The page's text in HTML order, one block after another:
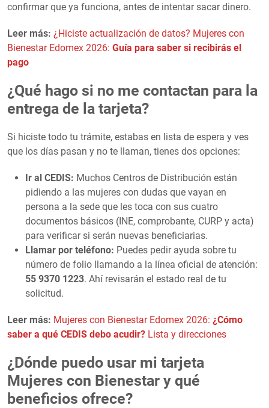
confirmar que ya funciona, antes de intentar sacar dinero.
Leer más: ¿Hiciste actualización de datos? Mujeres con
Bienestar Edomex 2026: Guía para saber si recibirás el
pago
¿Qué hago si no me contactan para la
entrega de la tarjeta?
Si hiciste todo tu trámite, estabas en lista de espera y ves
que los días pasan y no te llaman, tienes dos opciones:
Ir al CEDIS: Muchos Centros de Distribución están
pidiendo a las mujeres con dudas que vayan en
persona a la sede que les toca con sus cuatro
documentos básicos (INE, comprobante, CURP y acta)
para verificar si serán nuevas beneficiarias.
Llamar por teléfono: Puedes pedir ayuda sobre tu
número de folio llamando a la línea oficial de atención:
55 9370 1223. Ahí revisarán el estado real de tu
solicitud.
Leer más: Mujeres con Bienestar Edomex 2026: ¿Cómo
saber a qué CEDIS debo acudir? Lista y direcciones
¿Dónde puedo usar mi tarjeta
Mujeres con Bienestar y qué
beneficios ofrece?